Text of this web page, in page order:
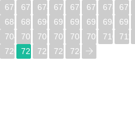
672
673 674 675 676 677 678 679
688
689 690 691 692 693 694 695
704
705 706 707 708 709 710 711
720
721 722 723 724